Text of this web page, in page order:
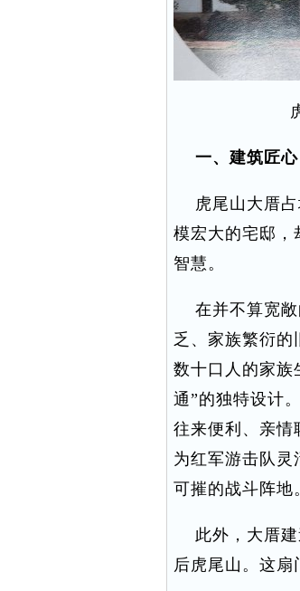
一、建筑匠
虎尾山大厝占
模宏大的宅邸，
智慧。
在并不算宽敞
乏、家族繁衍的
数十口人的家族
通”的独特设计
往来便利、亲情
为红军游击队灵
可摧的战斗阵地
此外，大厝建
后虎尾山。这扇